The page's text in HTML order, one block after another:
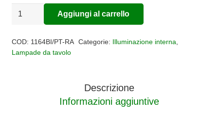
Lampada
vetro
Aggiungi al carrello
COD: 1164BI/PT-RA Categorie: Illuminazione interna,
Lampade da tavolo
Descrizione
Informazioni aggiuntive